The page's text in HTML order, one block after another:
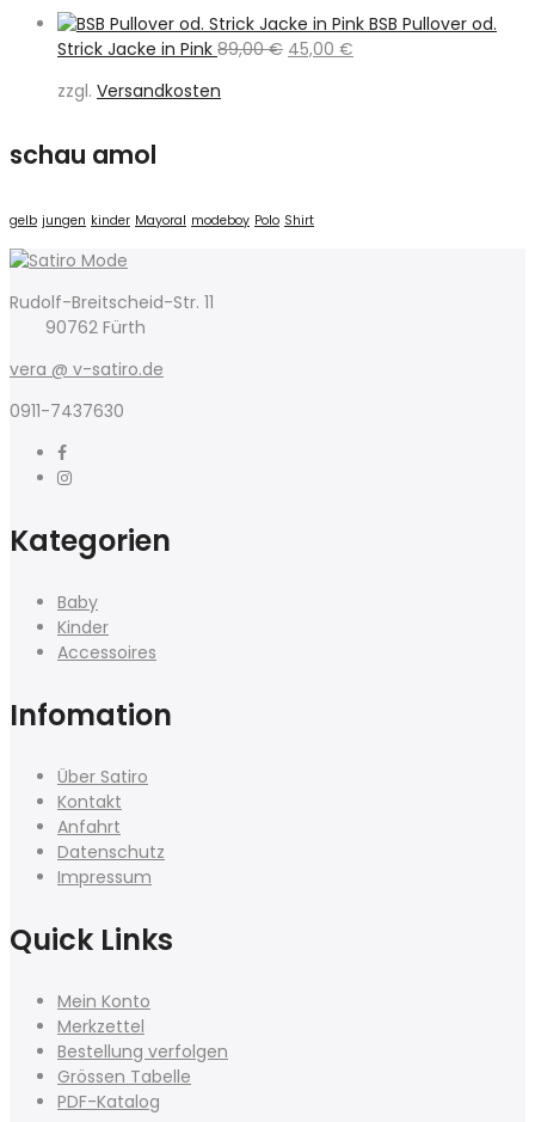
79,00 €39,50 €.
BSB Pullover od.
Strick Jacke in Pink 89,00€ Ursprünglicher
45,00 €
zzgl. Versandkosten
schau amol
gelb jungen kinder Mayoral modeboy Polo Shirt
Rudolf-Breitscheid-Str. 11
90762 Fürth
vera @ v-satiro.de
0911-7437630
Kategorien
Baby
Kinder
Accessoires
Infomation
Über Satiro
Kontakt
Anfahrt
Datenschutz
Impressum
Quick Links
Mein Konto
Merkzettel
Bestellung verfolgen
Grössen Tabelle
PDF-Katalog